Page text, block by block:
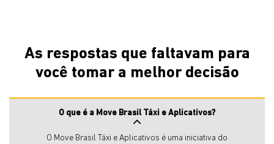
As respostas que faltavam para
você tomar a melhor decisão
O que é a Move Brasil Táxi e Aplicativos?
O Move Brasil Táxi e Aplicativos é uma iniciativa do